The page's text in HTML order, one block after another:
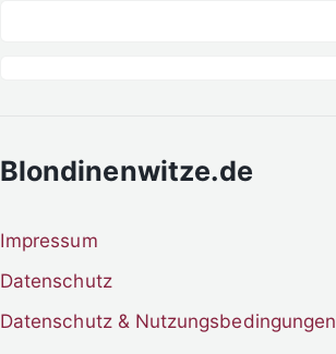
Blondinenwitze.de
Impressum
Datenschutz
Datenschutz & Nutzungsbedingungen